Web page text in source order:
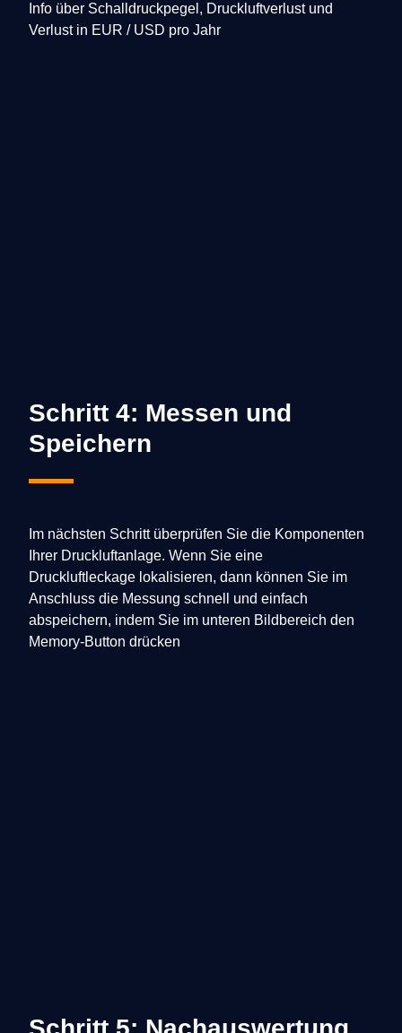
Info über Schalldruckpegel, Druckluftverlust und
Verlust in EUR / USD pro Jahr
Schritt 4: Messen und
Speichern
Im nächsten Schritt überprüfen Sie die Komponenten
Ihrer Druckluftanlage. Wenn Sie eine
Druckluftleckage lokalisieren, dann können Sie im
Anschluss die Messung schnell und einfach
abspeichern, indem Sie im unteren Bildbereich den
Memory-Button drücken